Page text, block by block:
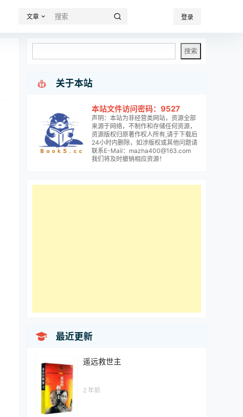
文章 登录
 关于本站
本站文件访问密码：9527
声明：本站为非经营类网站，资源全部
来源于网络，不制作和存储任何资源，
资源版权归原著作权人所有,请于下载后
24小时内删除，如涉版权或其他问题请
联系E-Mail：mazha400@163.com
我们将及时撤销相应资源！
 最近更新
遥远救世主
2 年前